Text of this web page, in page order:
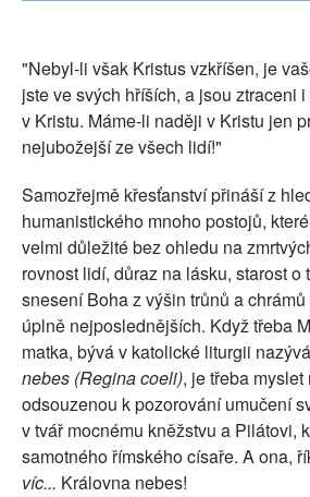
"Nebyl-li však Kristus vzkříšen, je
jste ve svých hříších, a jsou ztraceni
v Kristu. Máme-li naději v Kristu jen
nejubožejší ze všech lidí!"
Samozřejmě křesťanství přináší z
humanistického mnoho postojů,
velmi důležité bez ohledu na
rovnost lidí, důraz na lásku, starost o
snesení Boha z výšin trůnů a
úplně nejposlednějších. Když třeba
matka, bývá v katolické liturgii
nebes (Regina coeli), je třeba
odsouzenou k pozorování umučení
v tvář mocnému kněžstvu a Pilátovi,
samotného římského císaře. A ona,
víc... Královna nebes!